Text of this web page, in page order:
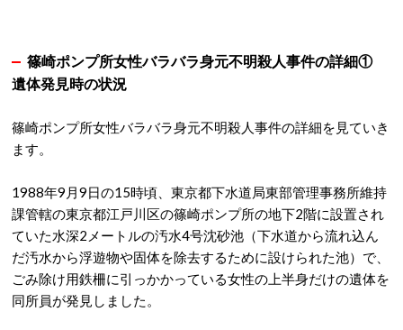
篠崎ポンプ所女性バラバラ身元不明殺人事件の詳細①
遺体発見時の状況
篠崎ポンプ所女性バラバラ身元不明殺人事件の詳細を見ていき
ます。
1988年9月9日の15時頃、東京都下水道局東部管理事務所維持
課管轄の東京都江戸川区の篠崎ポンプ所の地下2階に設置され
ていた水深2メートルの汚水4号沈砂池（下水道から流れ込ん
だ汚水から浮遊物や固体を除去するために設けられた池）で、
ごみ除け用鉄柵に引っかかっている女性の上半身だけの遺体を
同所員が発見しました。